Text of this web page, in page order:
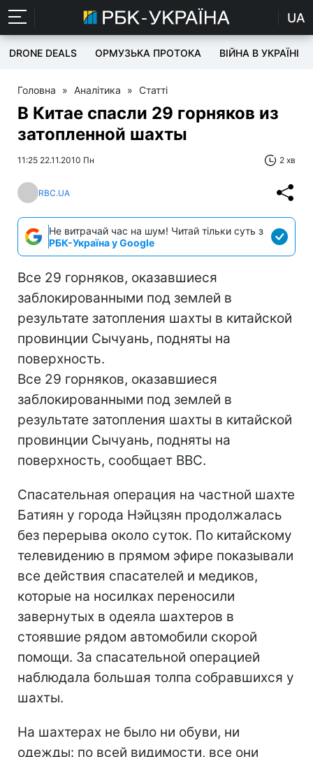
UA
DRONE DEALS ОРМУЗЬКА ПРОТОКА ВІЙНА В УКРАЇНІ
Головна » Аналітика » Статті
В Китае спасли 29 горняков из
затопленной шахты
11:25 22.11.2010 Пн 2 хв
RBC.UA
Не витрачай час на шум! Читай тільки суть з
РБК-Україна у Google
Все 29 горняков, оказавшиеся
заблокированными под землей в
результате затопления шахты в китайской
провинции Сычуань, подняты на
поверхность.
Все 29 горняков, оказавшиеся
заблокированными под землей в
результате затопления шахты в китайской
провинции Сычуань, подняты на
поверхность, сообщает BBC.
Спасательная операция на частной шахте
Батиян у города Нэйцзян продолжалась
без перерыва около суток. По китайскому
телевидению в прямом эфире показывали
все действия спасателей и медиков,
которые на носилках переносили
завернутых в одеяла шахтеров в
стоявшие рядом автомобили скорой
помощи. За спасательной операцией
наблюдала большая толпа собравшихся у
шахты.
На шахтерах не было ни обуви, ни
одежды: по всей видимости, все они